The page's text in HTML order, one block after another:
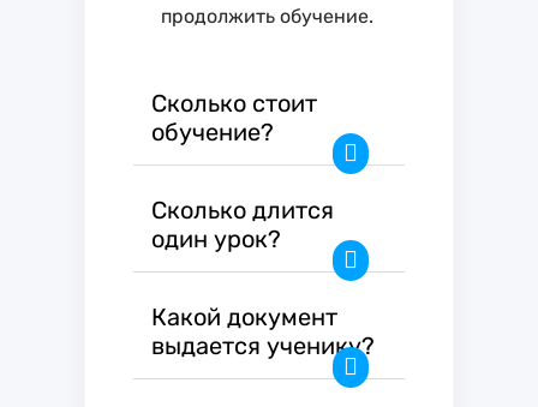
продолжить обучение.
Сколько стоит
обучение?
Сколько длится
один урок?
Какой документ
выдается ученику?